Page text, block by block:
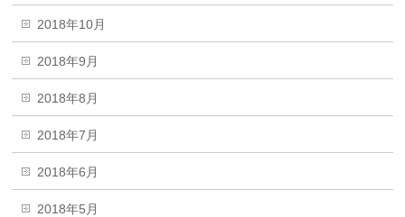
2018年10月
2018年9月
2018年8月
2018年7月
2018年6月
2018年5月